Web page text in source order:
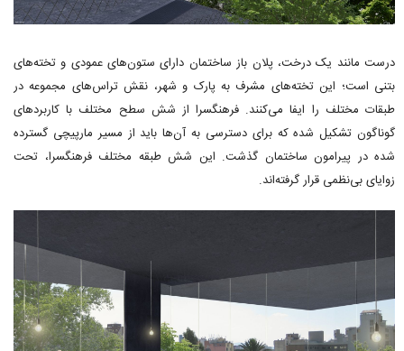
درست مانند یک درخت، پلان باز ساختمان دارای ستون‌های عمودی و تخته‌های
بتنی است؛ این تخته‌های مشرف به پارک و شهر، نقش تراس‌های مجموعه در
طبقات مختلف را ایفا می‌کنند. فرهنگسرا از شش سطح مختلف با کاربردهای
گوناگون تشکیل شده که برای دسترسی به آن‌ها باید از مسیر مارپیچی گسترده
شده در پیرامون ساختمان گذشت. این شش طبقه مختلف فرهنگسرا، تحت
زوایای بی‌نظمی قرار گرفته‌اند.